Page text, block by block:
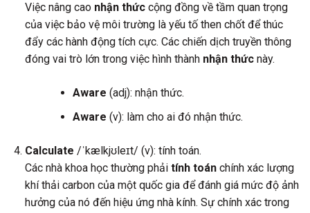
Việc nâng cao nhận thứccộng đồng về tầm quan trọng
của việc bảo vệ môi trường là yếu tố then chốt để thúc
đẩy các hành động tích cực. Các chiến dịch truyền thông
đóng vai trò lớn trong việc hình thành nhận thứcnày.
Aware (adj): nhận thức.
Aware (v): làm cho ai đó nhận thức.
Calculate /ˈkælkjʊleɪt/ (v): tính toán.
Các nhà khoa học thường phải tính toánchính xác lượng
khí thải carbon của một quốc gia để đánh giá mức độ ảnh
hưởng của nó đến hiệu ứng nhà kính. Sự chính xác trong